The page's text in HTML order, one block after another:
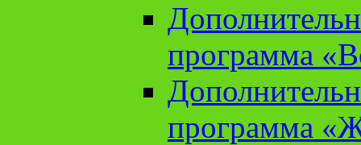
программа
программа